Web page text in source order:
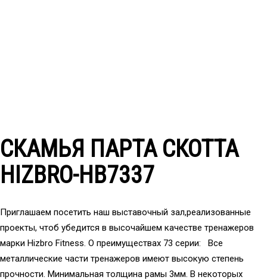
СКАМЬЯ ПАРТА СКОТТА
HIZBRO-HB7337
Приглашаем посетить наш выставочный зал,реализованные
проекты, чтоб убедится в высочайшем качестве тренажеров
марки Hizbro Fitness. О преимуществах 73 серии: Все
металлические части тренажеров имеют высокую степень
прочности. Минимальная толщина рамы 3мм. В некоторых